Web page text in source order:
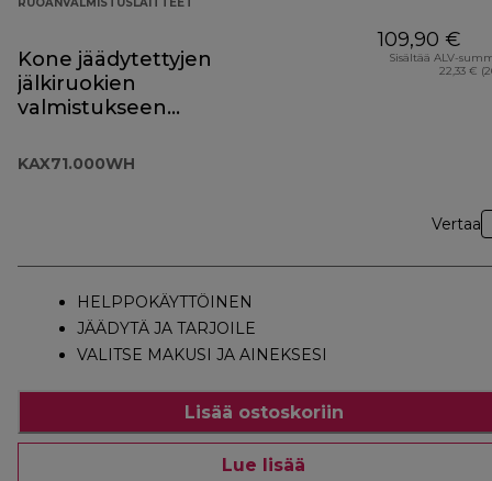
RUOANVALMISTUSLAITTEET
Kone jäädytettyjen
jälkiruokien
valmistukseen
KAX71.000WH
109,90 €
Sisältää ALV-
22,33 €
Vertaa
HELPPOKÄYTTÖINEN
JÄÄDYTÄ JA TARJOILE
VALITSE MAKUSI JA AINEKSESI
Lisää ostoskoriin
Lue lisää